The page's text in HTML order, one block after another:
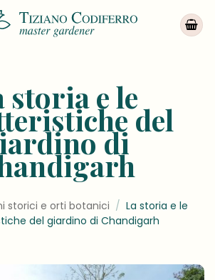
storia e le
del
di
storici e orti botanici / La storia e le
del giardino di Chandigarh